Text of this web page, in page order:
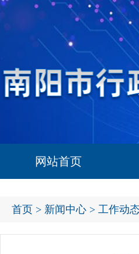
网站首页
首页 > 新闻中心 > 工作动态